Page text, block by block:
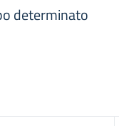
determinato